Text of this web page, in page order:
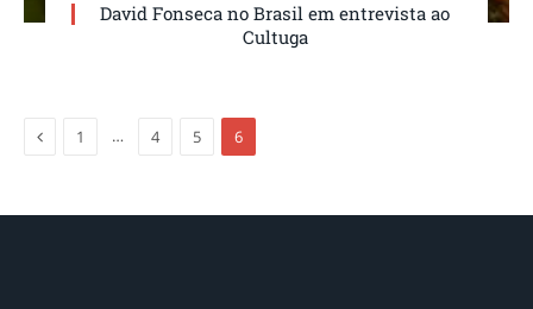
David Fonseca no Brasil em entrevista ao
Cultuga
Anterior
1 … 4 5 6